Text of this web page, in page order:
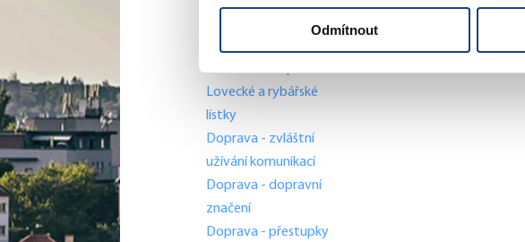
Odmítnout
odpovědnost
Komunální odpad
Lovecké a rybářské
lístky
Doprava - zvláštní
užívání komunikací
Doprava - dopravní
značení
Doprava - přestupky